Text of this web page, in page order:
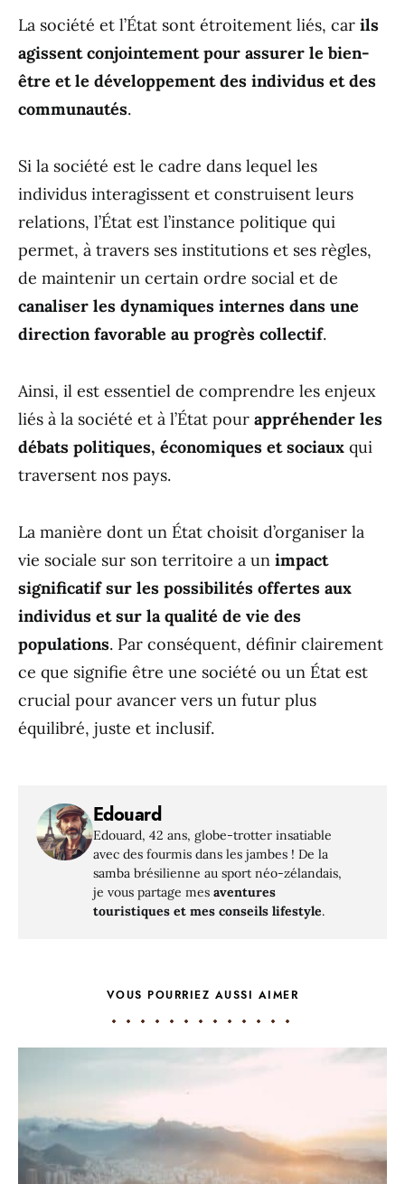
La société et l’État sont étroitement liés, car ils
agissent conjointement pour assurer le bien-
être et le développement des individus et des
communautés.
Si la société est le cadre dans lequel les
individus interagissent et construisent leurs
relations, l’État est l’instance politique qui
permet, à travers ses institutions et ses règles,
de maintenir un certain ordre social et de
canaliser les dynamiques internes dans une
direction favorable au progrès collectif.
Ainsi, il est essentiel de comprendre les enjeux
liés à la société et à l’État pour appréhender les
débats politiques, économiques et sociaux qui
traversent nos pays.
La manière dont un État choisit d’organiser la
vie sociale sur son territoire a un impact
significatif sur les possibilités offertes aux
individus et sur la qualité de vie des
populations. Par conséquent, définir clairement
ce que signifie être une société ou un État est
crucial pour avancer vers un futur plus
équilibré, juste et inclusif.
Edouard
Edouard, 42 ans, globe-trotter insatiable
avec des fourmis dans les jambes ! De la
samba brésilienne au sport néo-zélandais,
je vous partage mes aventures
touristiques et mes conseils lifestyle.
VOUS POURRIEZ AUSSI AIMER